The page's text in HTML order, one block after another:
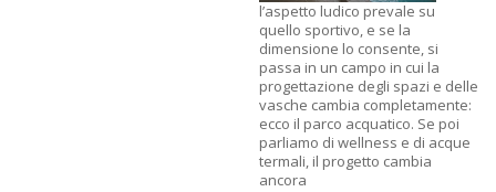
l’aspetto ludico prevale su
quello sportivo, e se la
dimensione lo consente, si
passa in un campo in cui la
progettazione degli spazi e delle
vasche cambia completamente:
ecco il parco acquatico. Se poi
parliamo di wellness e di acque
termali, il progetto cambia
ancora